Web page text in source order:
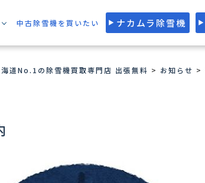
中古除雪機を買いたい ナカムラ除雪機
道No.1の除雪機買取専門店 出張無料 > お知らせ >